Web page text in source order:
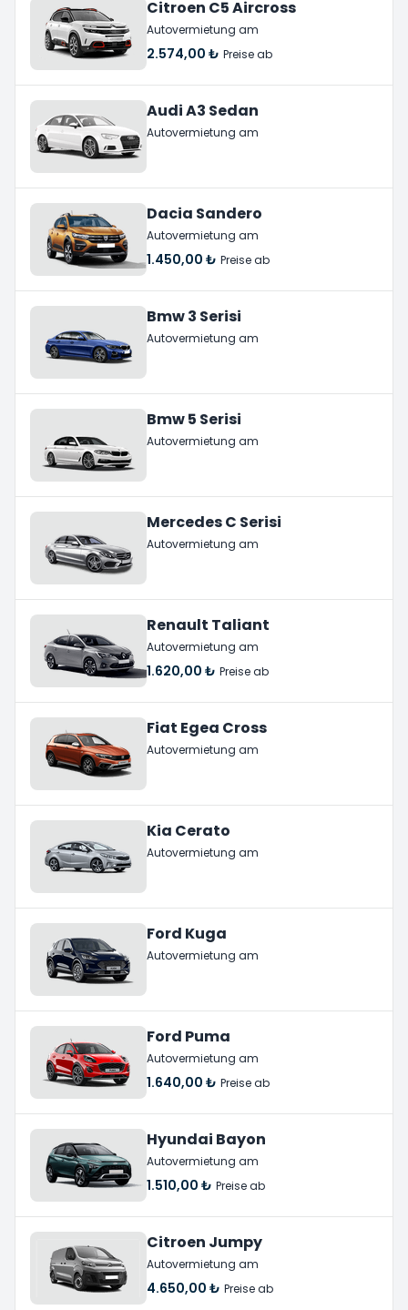
Citroen C5 Aircross
Autovermietung am
2.574,00 ₺ Preise ab
Audi A3 Sedan
Autovermietung am
Dacia Sandero
Autovermietung am
1.450,00 ₺ Preise ab
Bmw 3 Serisi
Autovermietung am
Bmw 5 Serisi
Autovermietung am
Mercedes C Serisi
Autovermietung am
Renault Taliant
Autovermietung am
1.620,00 ₺ Preise ab
Fiat Egea Cross
Autovermietung am
Kia Cerato
Autovermietung am
Ford Kuga
Autovermietung am
Ford Puma
Autovermietung am
1.640,00 ₺ Preise ab
Hyundai Bayon
Autovermietung am
1.510,00 ₺ Preise ab
Citroen Jumpy
Autovermietung am
4.650,00 ₺ Preise ab